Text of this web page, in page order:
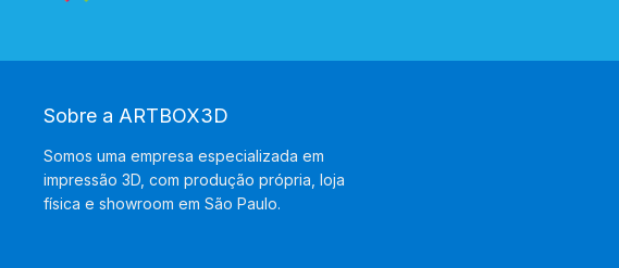
Sobre a ARTBOX3D
Somos uma empresa especializada em
impressão 3D, com produção própria, loja
física e showroom em São Paulo.